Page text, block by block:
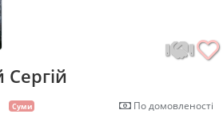
Суми По домовленості